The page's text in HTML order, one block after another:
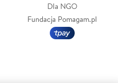
Dla NGO
Fundacja Pomagam.pl